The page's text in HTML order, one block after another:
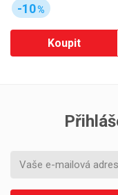
-10%
Koupit